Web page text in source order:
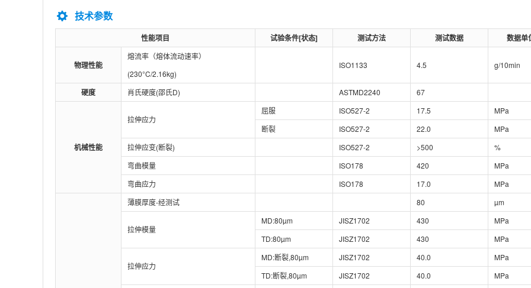
技术参数
性能项目 试验条件[状态] 测试方法 测试数据 数据单
物理性能
熔流率（熔体流动速率）
(230°C/2.16kg)
ISO1133 4.5 g/10min
硬度 肖氏硬度(邵氏D) ASTMD2240 67
机械性能
拉伸应力
屈服 ISO527-2 17.5
MPa
断裂
ISO527-2 22.0
MPa
拉伸应变(断裂)
ISO527-2 >500
%
弯曲模量
ISO178 420
MPa
弯曲应力
ISO178 17.0 MPa
薄膜厚度-经测试 80 µm
拉伸模量
MD:80µm JISZ1702 430
MPa
TD:80µm
JISZ1702 430 MPa
拉伸应力
MD:断裂,80µm JISZ1702 40.0
MPa
TD:断裂,80µm
JISZ1702 40.0 MPa